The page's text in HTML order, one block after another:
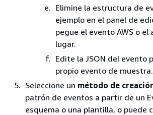
Elimine la estructura de
ejemplo en el panel de
pegue el evento AWS o el
lugar.
Edite la JSON del evento
propio evento de muestra.
Seleccione un método de
patrón de eventos a partir de un
esquema o una plantilla, o puede